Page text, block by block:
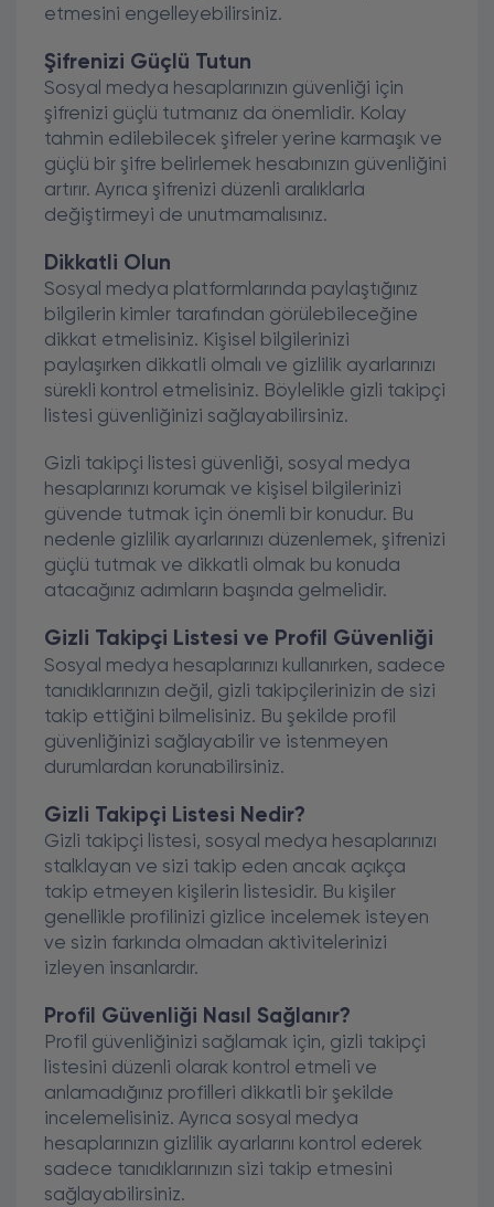
etmesini engelleyebilirsiniz.
Şifrenizi Güçlü Tutun
Sosyal medya hesaplarınızın güvenliği için
şifrenizi güçlü tutmanız da önemlidir. Kolay
tahmin edilebilecek şifreler yerine karmaşık ve
güçlü bir şifre belirlemek hesabınızın güvenliğini
artırır. Ayrıca şifrenizi düzenli aralıklarla
değiştirmeyi de unutmamalısınız.
Dikkatli Olun
Sosyal medya platformlarında paylaştığınız
bilgilerin kimler tarafından görülebileceğine
dikkat etmelisiniz. Kişisel bilgilerinizi
paylaşırken dikkatli olmalı ve gizlilik ayarlarınızı
sürekli kontrol etmelisiniz. Böylelikle gizli takipçi
listesi güvenliğinizi sağlayabilirsiniz.
Gizli takipçi listesi güvenliği, sosyal medya
hesaplarınızı korumak ve kişisel bilgilerinizi
güvende tutmak için önemli bir konudur. Bu
nedenle gizlilik ayarlarınızı düzenlemek, şifrenizi
güçlü tutmak ve dikkatli olmak bu konuda
atacağınız adımların başında gelmelidir.
Gizli Takipçi Listesi ve Profil Güvenliği
Sosyal medya hesaplarınızı kullanırken, sadece
tanıdıklarınızın değil, gizli takipçilerinizin de sizi
takip ettiğini bilmelisiniz. Bu şekilde profil
güvenliğinizi sağlayabilir ve istenmeyen
durumlardan korunabilirsiniz.
Gizli Takipçi Listesi Nedir?
Gizli takipçi listesi, sosyal medya hesaplarınızı
stalklayan ve sizi takip eden ancak açıkça
takip etmeyen kişilerin listesidir. Bu kişiler
genellikle profilinizi gizlice incelemek isteyen
ve sizin farkında olmadan aktivitelerinizi
izleyen insanlardır.
Profil Güvenliği Nasıl Sağlanır?
Profil güvenliğinizi sağlamak için, gizli takipçi
listesini düzenli olarak kontrol etmeli ve
anlamadığınız profilleri dikkatli bir şekilde
incelemelisiniz. Ayrıca sosyal medya
hesaplarınızın gizlilik ayarlarını kontrol ederek
sadece tanıdıklarınızın sizi takip etmesini
sağlayabilirsiniz.